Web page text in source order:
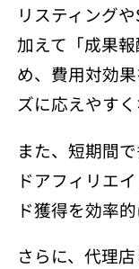
リスティング
加えて「成果
め、費用対効
ズに応えやすく
また、短期間
ドアフィリエ
ド獲得を効率
さらに、代理